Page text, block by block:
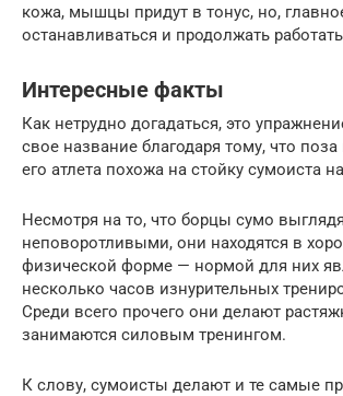
кожа, мышцы придут в тонус, но,
останавливаться и продолжать
Интересные факты
Как нетрудно догадаться, это
свое название благодаря тому, что
его атлета похожа на стойку сумоиста
Несмотря на то, что борцы сумо
неповоротливыми, они находятся в
физической форме — нормой для них
несколько часов изнурительных
Среди всего прочего они делают
занимаются силовым тренингом.
К слову, сумоисты делают и те самые